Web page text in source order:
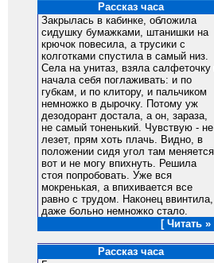
Рассказ часа
Закрылась в кабинке, обложила
сидушку бумажками, штанишки на
крючок повесила, а трусики с
колготками спустила в самый низ.
Села на унитаз, взяла салфеточку
начала себя поглаживать: и по
губкам, и по клитору, и пальчиком
немножко в дырочку. Потому уж
дезодорант достала, а он, зараза,
не самый тоненький. Чувствую - не
лезет, прям хоть плачь. Видно, в
положении сидя угол там
вот и не могу впихнуть. Решила
стоя попробовать. Уже вся
мокренькая, а впихивается все
равно с трудом. Наконец ввинтила,
даже больно немножко стало.
[ Читать »
Рассказ часа